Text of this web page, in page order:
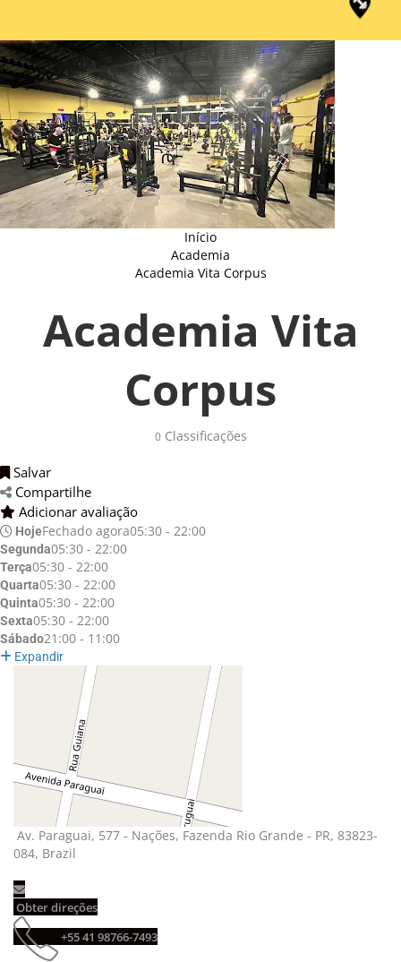
Início
Academia
Academia Vita Corpus
Academia Vita
Corpus
0Classificações
Salvar
Compartilhe
Adicionar avaliação
HojeFechado agora05:30 - 22:00
Segunda05:30 - 22:00
Terça05:30 - 22:00
Quarta05:30 - 22:00
Quinta05:30 - 22:00
Sexta05:30 - 22:00
Sábado21:00 - 11:00
Expandir
Av. Paraguai, 577 - Nações, Fazenda Rio Grande - PR, 83823-
084, Brazil
Obter direções
+55 41 98766-7493